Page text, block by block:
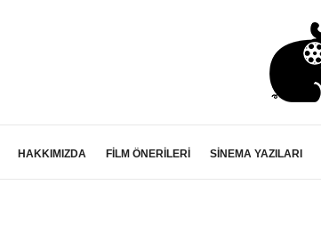
HAKKIMIZDA FİLM ÖNERİLERİ SİNEMA YAZILARI